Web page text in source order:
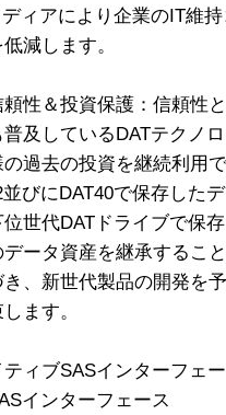
ディアにより企業のIT維
減します。
頼性＆投資保護：信頼性
普及しているDATテクノ
の過去の投資を継続利用
並びにDAT40で保存した
位世代DATドライブで保
ータ資産を継承するこ
き、新世代製品の開発を
ます。
ティブSASインターフェ
インターフェース